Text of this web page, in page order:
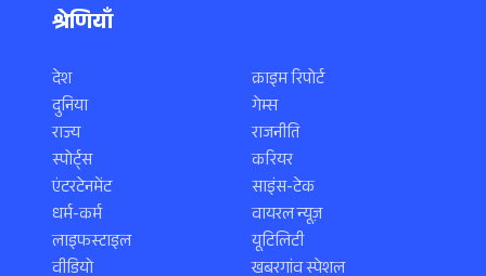
श्रेणियाँ
देश
दुनिया
राज्य
स्पोर्ट्स
एंटरटेनमेंट
धर्म-कर्म
लाइफस्टाइल
वीडियो
क्राइम रिपोर्ट
गेम्स
राजनीति
करियर
साइंस-टेक
वायरल न्यूज़
यूटिलिटी
खबरगांव स्पेशल